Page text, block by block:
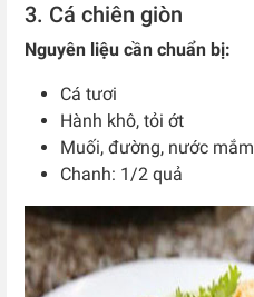
3. Cá chiên giòn
Nguyên liệu cần chuẩn bị:
Cá tươi
Hành khô, tỏi ớt
Muối, đường, nước mắm
Chanh: 1/2 quả